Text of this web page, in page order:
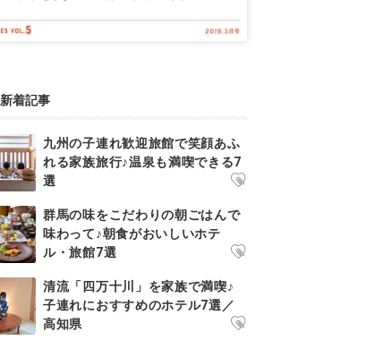
新着記事
九州の子連れ歓迎旅館で笑顔あふ
れる家族旅行♪温泉も満喫できる7
選
群馬の味をこだわりの朝ごはんで
味わって♪朝食がおいしいホテ
ル・旅館7選
清流「四万十川」を家族で満喫♪
子連れにおすすめのホテル7選／
高知県